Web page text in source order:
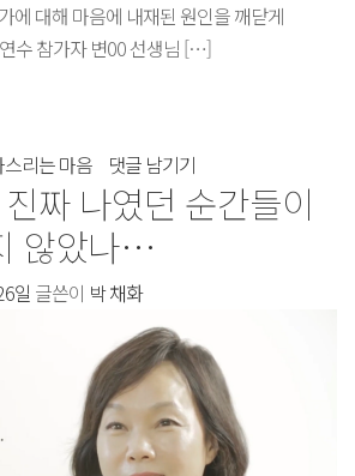
에 대해 마음에 내재된 원인을 깨닫게
수 참가자 변00 선생님 […]
리는 마음
어?
이런
게
있었어?
효과가
정말로
있구나,
놀라운
거예요.
에
댓글 남기기
짜 나였던 순간들이
않았나…
일 글쓴이 박 채화